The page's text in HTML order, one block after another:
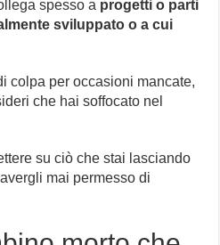
spesso a progetti o parti
sviluppato o a cui
colpa per occasioni mancate,
che hai soffocato nel
su ciò che stai lasciando
mai permesso di